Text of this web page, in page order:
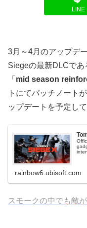
LINE
3月～4月のアップデ
Siegeの最新DLCであ
「 mid season
トにてパッチノート
ップデートを予定し
rainbow6.ubisoft.com
スモークの中でも敵